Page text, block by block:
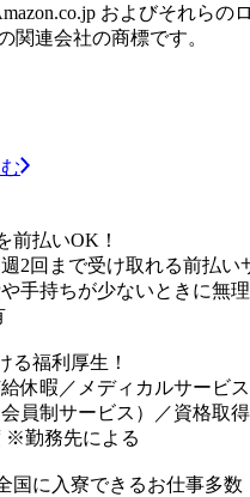
およびそれらの
関連会社の商標です。
前払いOK！
2回まで受け取れる前払い
手持ちが少ないときに無
る福利厚生！
休暇／メディカルサービ
員制サービス）／資格取
※勤務先による
国に入寮できるお仕事多数